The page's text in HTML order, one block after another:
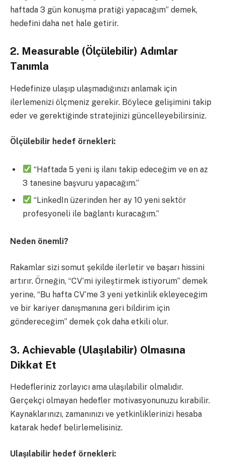
haftada 3 gün konuşma pratiği yapacağım” demek,
hedefini daha net hale getirir.
2. Measurable (Ölçülebilir) Adımlar
Tanımla
Hedefinize ulaşıp ulaşmadığınızı anlamak için
ilerlemenizi ölçmeniz gerekir. Böylece gelişimini takip
eder ve gerektiğinde stratejinizi güncelleyebilirsiniz.
Ölçülebilir hedef örnekleri:
“Haftada 5 yeni iş ilanı takip edeceğim ve en az
3 tanesine başvuru yapacağım.”
“LinkedIn üzerinden her ay 10 yeni sektör
profesyoneli ile bağlantı kuracağım.”
Neden önemli?
Rakamlar sizi somut şekilde ilerletir ve başarı hissini
artırır. Örneğin, “CV’mi iyileştirmek istiyorum” demek
yerine, “Bu hafta CV’me 3 yeni yetkinlik ekleyeceğim
ve bir kariyer danışmanına geri bildirim için
göndereceğim” demek çok daha etkili olur.
3. Achievable (Ulaşılabilir) Olmasına
Dikkat Et
Hedefleriniz zorlayıcı ama ulaşılabilir olmalıdır.
Gerçekçi olmayan hedefler motivasyonunuzu kırabilir.
Kaynaklarınızı, zamanınızı ve yetkinliklerinizi hesaba
katarak hedef belirlemelisiniz.
Ulaşılabilir hedef örnekleri: